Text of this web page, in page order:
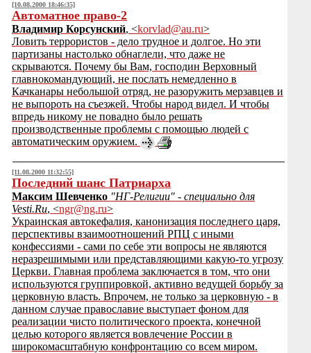
[10.08.2000 18:46:35]
Автоматное право-2
Владимир Корсунский, <korvlad@au.ru>
Ловить террористов - дело трудное и долгое. Но эти
партизаны настолько обнаглели, что даже не
скрываются. Почему бы Вам, господин Верховный
главнокомандующий, не послать немедленно в
Качканары небольшой отряд, не разоружить мерзавцев и
не выпороть на съезжей. Чтобы народ видел. И чтобы
впредь никому не повадно было решать
производственные проблемы с помощью людей с
автоматическим оружием.
[11.08.2000 11:32:55]
Последний шанс Патриарха
Максим Шевченко "НГ-Религии" - специально для
Vesti.Ru, <ngr@ng.ru>
Украинская автокефалия, канонизация последнего царя,
перспективы взаимоотношений РПЦ с иными
конфессиями - сами по себе эти вопросы не являются
неразрешимыми или представляющими какую-то угрозу
Церкви. Главная проблема заключается в том, что они
используются группировкой, активно ведущей борьбу за
церковную власть. Впрочем, не только за церковную - в
данном случае православие выступает фоном для
реализации чисто политического проекта, конечной
целью которого является вовлечение России в
широкомасштабную конфронтацию со всем миром.